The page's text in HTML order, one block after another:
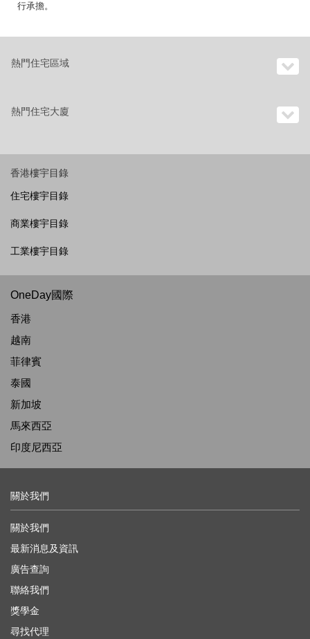
行承擔。
熱門住宅區域
熱門住宅大廈
香港樓宇目錄
住宅樓宇目錄
商業樓宇目錄
工業樓宇目錄
OneDay國際
香港
越南
菲律賓
泰國
新加坡
馬來西亞
印度尼西亞
關於我們
關於我們
最新消息及資訊
廣告查詢
聯絡我們
獎學金
尋找代理